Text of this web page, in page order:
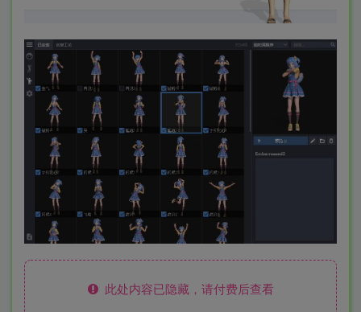
此处内容已隐藏，请付费后查看